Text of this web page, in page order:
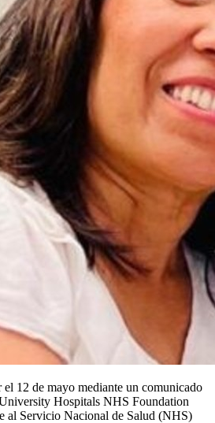
12 de mayo mediante un comunicado
Hospitals NHS Foundation
al Servicio Nacional de Salud (NHS)